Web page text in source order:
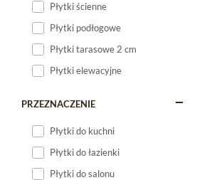
Płytki ścienne
Płytki podłogowe
Płytki tarasowe 2 cm
Płytki elewacyjne
PRZEZNACZENIE
Płytki do kuchni
Płytki do łazienki
Płytki do salonu